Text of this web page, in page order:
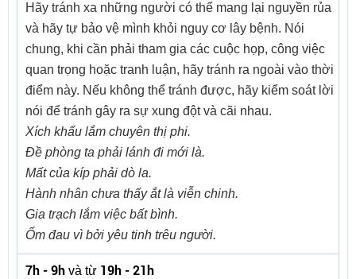
Hãy tránh xa những người có thể mang lại nguyền rủa
và hãy tự bảo vệ mình khỏi nguy cơ lây bệnh. Nói
chung, khi cần phải tham gia các cuộc họp, công việc
quan trọng hoặc tranh luận, hãy tránh ra ngoài vào thời
điểm này. Nếu không thể tránh được, hãy kiểm soát lời
nói để tránh gây ra sự xung đột và cãi nhau.
Xích khẩu lắm chuyên thị phi.
Đề phòng ta phải lánh đi mới là.
Mất của kíp phải dò la.
Hành nhân chưa thấy ắt là viễn chinh.
Gia trạch lắm việc bất bình.
Ốm đau vì bởi yêu tinh trêu người.
7h - 9h và từ 19h - 21h